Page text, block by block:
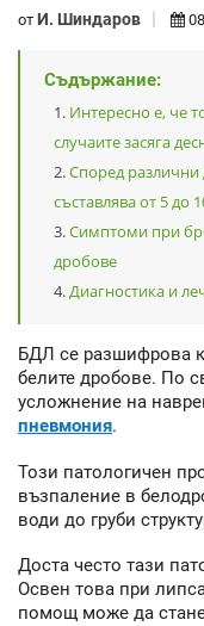
от И. Шиндаров
Съдържание:
Интересно е, че
случаите засяга
Според различни
съставлява от 5 до
Симптоми при
дробове
Диагностика и
БДЛ се разшифрова
белите дробове. По
усложнение на
пневмония.
Този патологичен
възпаление в
води до груби
Доста често тази
Освен това при
помощ може да